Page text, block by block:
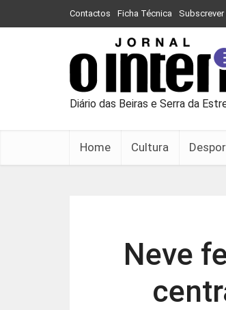
Contactos Ficha Técnica
Diário das Beiras e Serra da
Home Cultura
Neve